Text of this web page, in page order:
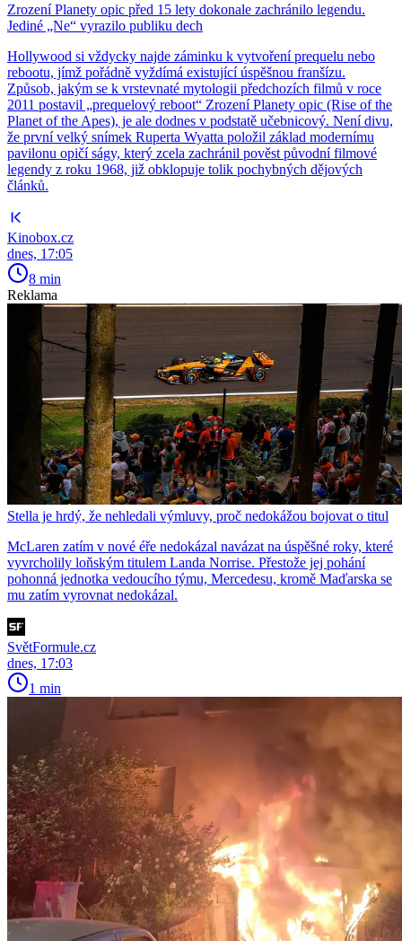
Zrození Planety opic před 15 lety dokonale zachránilo legendu.
Jediné „Ne“ vyrazilo publiku dech
Hollywood si vždycky najde záminku k vytvoření prequelu nebo
rebootu, jímž pořádně vyždímá existující úspěšnou franšízu.
Způsob, jakým se k vrstevnaté mytologii předchozích filmů v roce
2011 postavil „prequelový reboot“ Zrození Planety opic (Rise of the
Planet of the Apes), je ale dodnes v podstatě učebnicový. Není divu,
že první velký snímek Ruperta Wyatta položil základ modernímu
pavilonu opičí ságy, který zcela zachránil pověst původní filmové
legendy z roku 1968, již obklopuje tolik pochybných dějových
článků.
Kinobox.cz
dnes, 17:05
8 min
Reklama
Stella je hrdý, že nehledali výmluvy, proč nedokážou bojovat o titul
McLaren zatím v nové éře nedokázal navázat na úspěšné roky, které
vyvrcholily loňským titulem Landa Norrise. Přestože jej pohání
pohonná jednotka vedoucího týmu, Mercedesu, kromě Maďarska se
mu zatím vyrovnat nedokázal.
SvětFormule.cz
dnes, 17:03
1 min